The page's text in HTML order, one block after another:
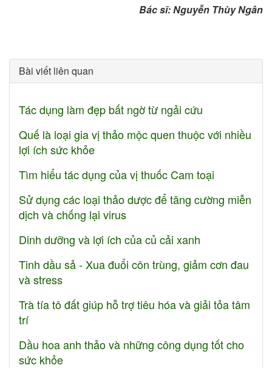
Bác sĩ: Nguyễn Thùy Ngân
Bài viết liên quan
Tác dụng làm đẹp bất ngờ từ ngải cứu
Quế là loại gia vị thảo mộc quen thuộc với nhiều
lợi ích sức khỏe
Tìm hiểu tác dụng của vị thuốc Cam toại
Sử dụng các loại thảo dược để tăng cường miễn
dịch và chống lại virus
Dinh dưỡng và lợi ích của củ cải xanh
Tinh dầu sả - Xua đuổi côn trùng, giảm cơn đau
và stress
Trà tía tô đất giúp hỗ trợ tiêu hóa và giải tỏa tâm
trí
Dầu hoa anh thảo và những công dụng tốt cho
sức khỏe